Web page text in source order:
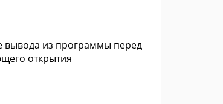
вывода из программы перед
открытия